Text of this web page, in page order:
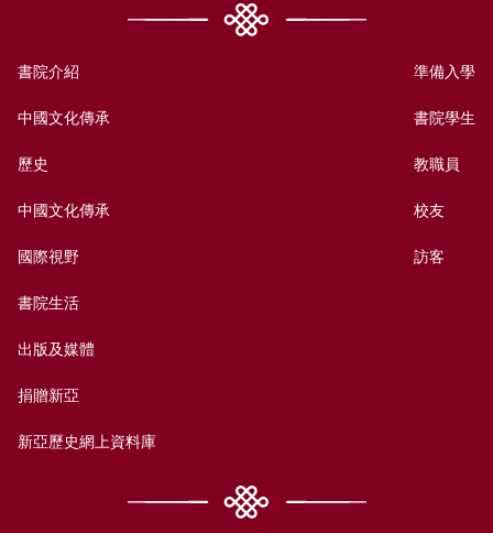
書院介紹
中國文化傳承
歷史
中國文化傳承
國際視野
書院生活
出版及媒體
捐贈新亞
新亞歷史網上資料庫
準備入學
書院學生
教職員
校友
訪客